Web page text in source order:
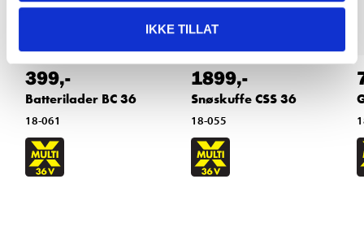
IKKE TILLAT
399,-
Batterilader BC 36
18-061
1899,-
Snøskuffe CSS 36
18-055